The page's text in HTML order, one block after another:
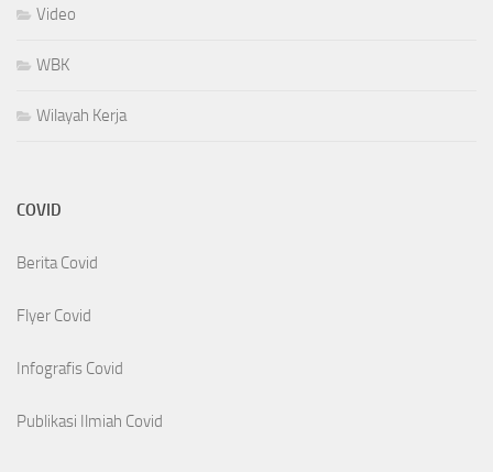
Video
WBK
Wilayah Kerja
COVID
Berita Covid
Flyer Covid
Infografis Covid
Publikasi Ilmiah Covid